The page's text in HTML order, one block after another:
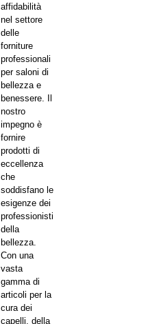
affidabilità
nel settore
delle
forniture
professionali
per saloni di
bellezza e
benessere. Il
nostro
impegno è
fornire
prodotti di
eccellenza
che
soddisfano le
esigenze dei
professionisti
della
bellezza.
Con una
vasta
gamma di
articoli per la
cura dei
capelli, della